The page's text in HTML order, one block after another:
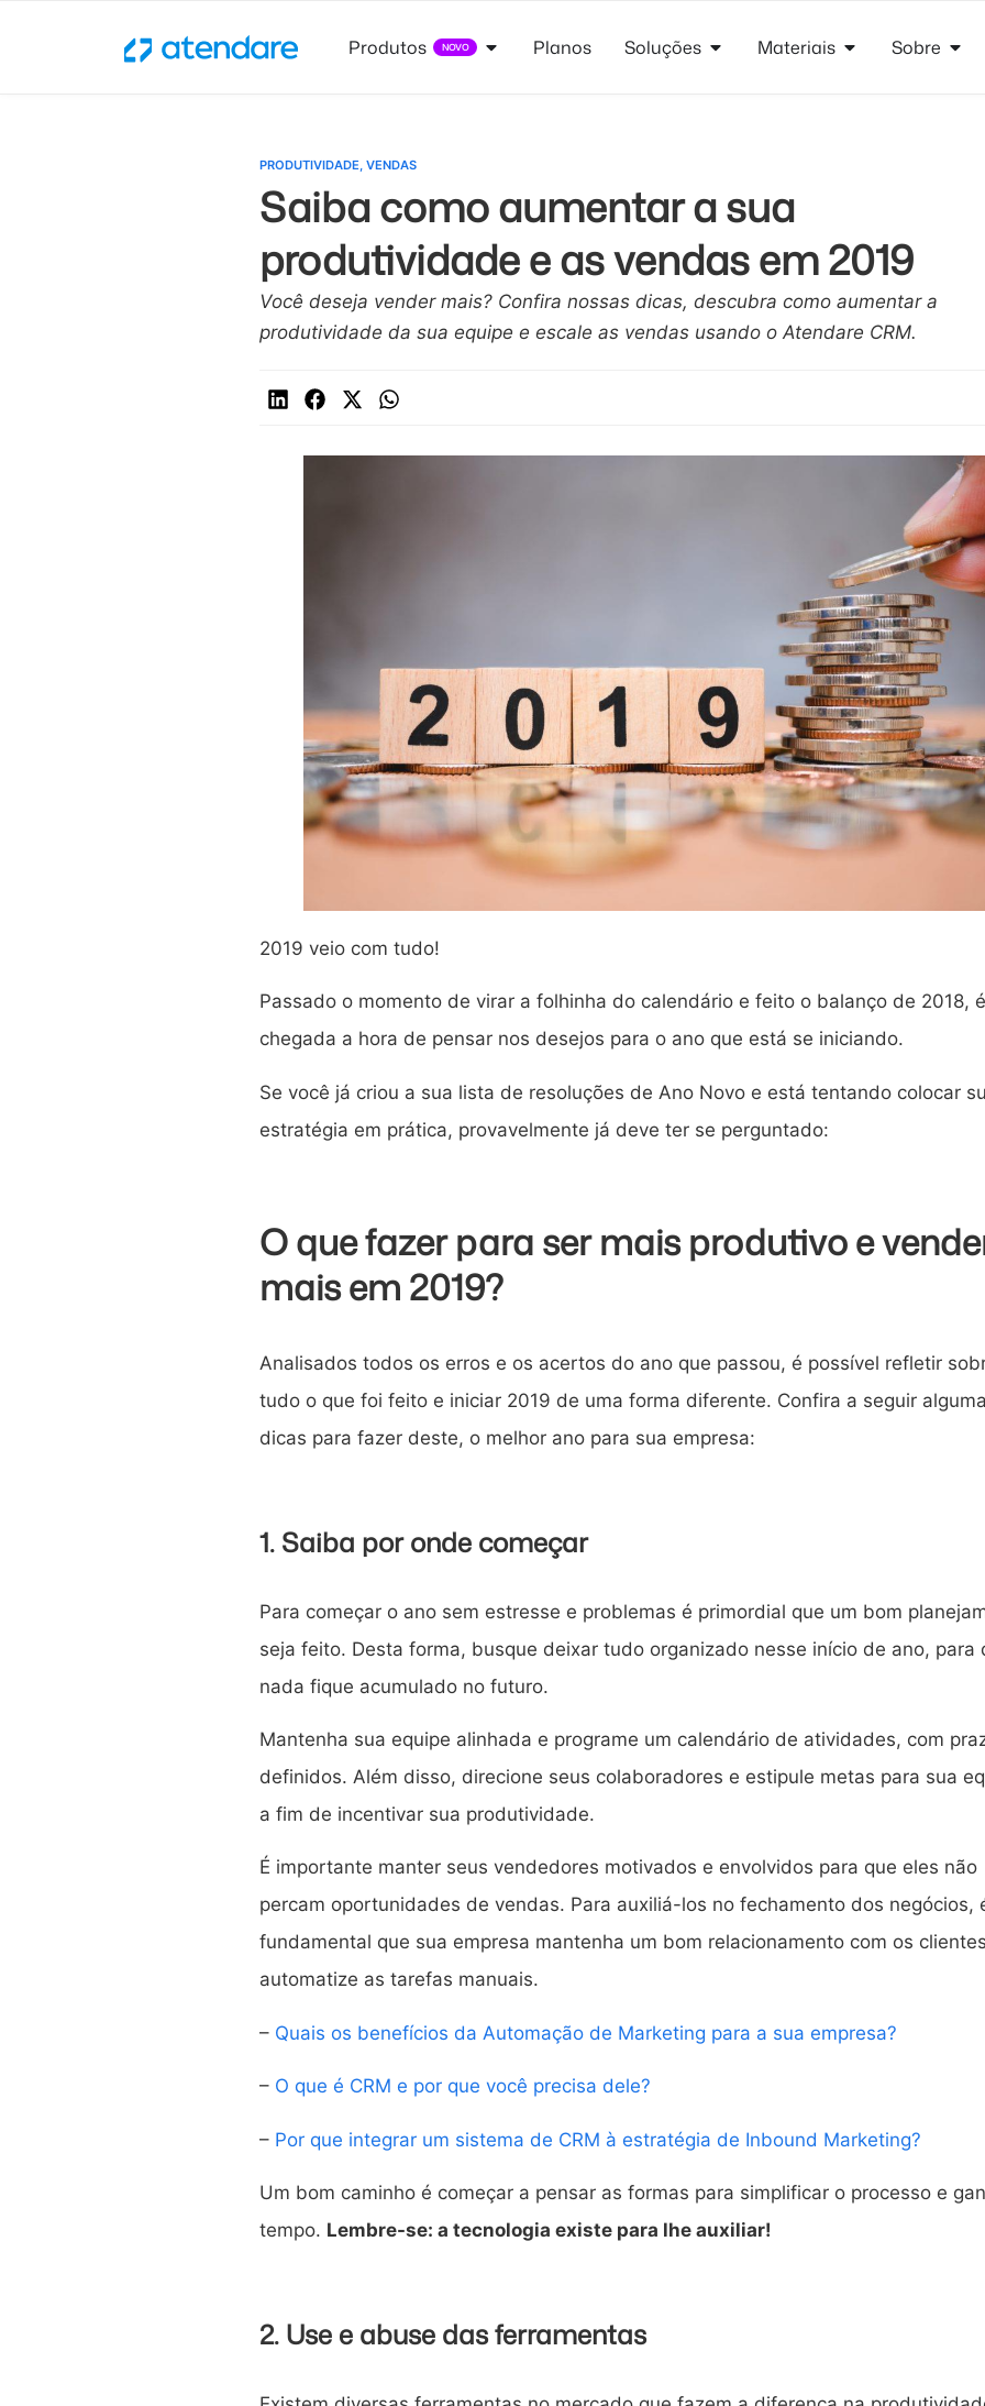
Produtos NOVO Planos Soluções Materiais Sobre
PRODUTIVIDADE, VENDAS
Saiba como aumentar a sua
produtividade e as vendas em 2019
Você deseja vender mais? Confira nossas dicas, descubra como aumentar a
produtividade da sua equipe e escale as vendas usando o Atendare CRM.
2019 veio com tudo!
Passado o momento de virar a folhinha do calendário e feito o balanço de 2018, é
chegada a hora de pensar nos desejos para o ano que está se iniciando.
Se você já criou a sua lista de resoluções de Ano Novo e está tentando colocar
estratégia em prática, provavelmente já deve ter se perguntado:
O que fazer para ser mais produtivo e
mais em 2019?
Analisados todos os erros e os acertos do ano que passou, é possível refletir
tudo o que foi feito e iniciar 2019 de uma forma diferente. Confira a seguir
dicas para fazer deste, o melhor ano para sua empresa:
1. Saiba por onde começar
Para começar o ano sem estresse e problemas é primordial que um bom
seja feito. Desta forma, busque deixar tudo organizado nesse início de ano, para
nada fique acumulado no futuro.
Mantenha sua equipe alinhada e programe um calendário de atividades, com
definidos. Além disso, direcione seus colaboradores e estipule metas para sua
a fim de incentivar sua produtividade.
É importante manter seus vendedores motivados e envolvidos para que eles não
percam oportunidades de vendas. Para auxiliá-los no fechamento dos negócios,
fundamental que sua empresa mantenha um bom relacionamento com os
automatize as tarefas manuais.
– Quais os benefícios da Automação de Marketing para a sua empresa?
– O que é CRM e por que você precisa dele?
– Por que integrar um sistema de CRM à estratégia de Inbound Marketing?
Um bom caminho é começar a pensar as formas para simplificar o processo e
tempo. Lembre-se: a tecnologia existe para lhe auxiliar!
2. Use e abuse das ferramentas